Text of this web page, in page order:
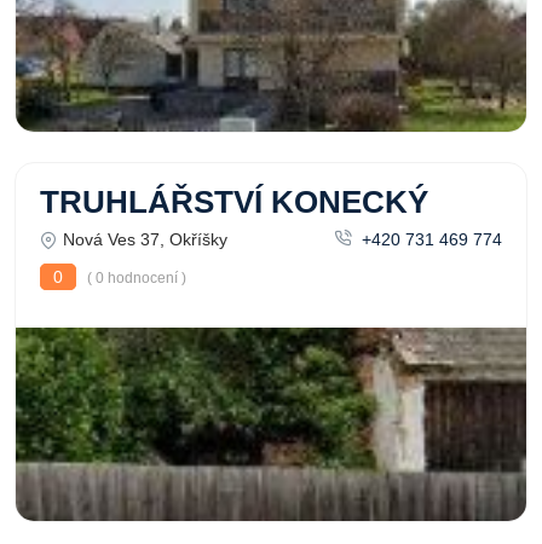
TRUHLÁŘSTVÍ KONECKÝ
Nová Ves 37, Okříšky
+420 731 469 774
0
( 0 hodnocení )